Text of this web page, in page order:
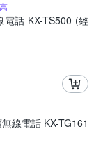
話 KX-TS500 (經
線電話 KX-TG161